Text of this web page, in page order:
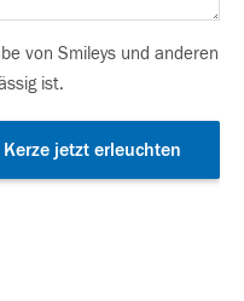
von Smileys und anderen
ist.
Kerze jetzt erleuchten